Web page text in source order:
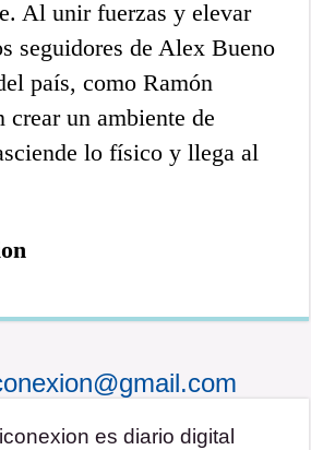
Al unir fuerzas y elevar
seguidores de Alex Bueno
país, como Ramón
crear un ambiente de
lo físico y llega al
es diario digital